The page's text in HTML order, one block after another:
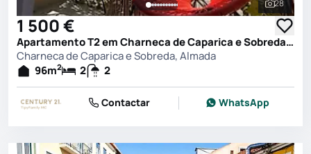
Ver
28
1 500 €
Apartamento T2 em Charneca de Caparica e Sobreda, Almada
Charneca de Caparica e Sobreda, Almada
96m2 2 2
Contactar WhatsApp